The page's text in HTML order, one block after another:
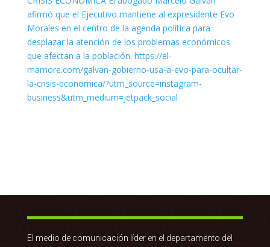
El medio de comunicación líder en el departamento del